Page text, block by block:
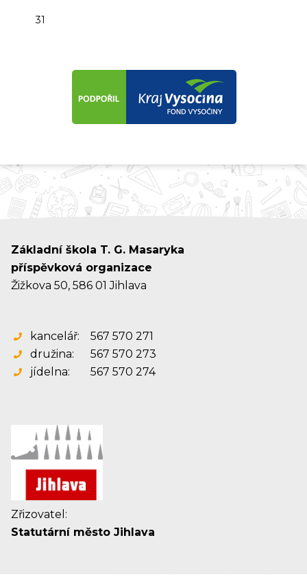
31
Základní škola T. G. Masaryka
příspěvková organizace
Žižkova 50, 586 01 Jihlava
kancelář:
567 570 271
družina:
567 570 273
jídelna:
567 570 274
Zřizovatel:
Statutární město Jihlava